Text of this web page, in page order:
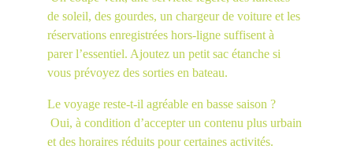
de soleil, des gourdes, un chargeur de voiture et les
réservations enregistrées hors-ligne suffisent à
parer l’essentiel. Ajoutez un petit sac étanche si
vous prévoyez des sorties en bateau.
Le voyage reste-t-il agréable en basse saison ?
et des horaires réduits pour certaines activités.